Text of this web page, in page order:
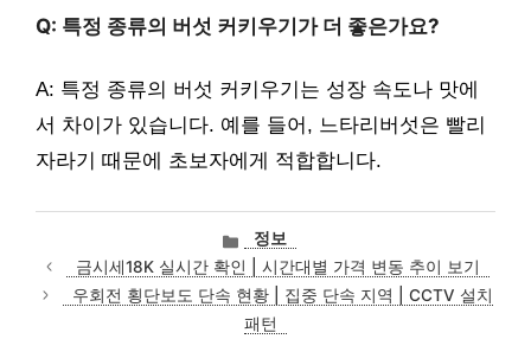
Q: 특정 종류의 버섯 커키우기가 더 좋은가요?
A: 특정 종류의 버섯 커키우기는 성장 속도나 맛에
서 차이가 있습니다. 예를 들어, 느타리버섯은 빨리
자라기 때문에 초보자에게 적합합니다.
카
테
고
리
정보
금시세18K 실시간 확인 | 시간대별 가격 변동 추이 보기
우회전 횡단보도 단속 현황 | 집중 단속 지역 | CCTV 설치
패턴